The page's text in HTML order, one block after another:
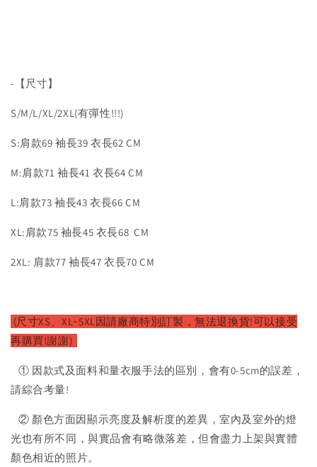
-【尺寸】
S/M/L/XL/2XL(有彈性!!!)
S:肩款69 袖長39 衣長62 CM
M:肩款71 袖長41 衣長64 CM
L:肩款73 袖長43 衣長66 CM
XL:肩款75 袖長45 衣長68 CM
2XL: 肩款77 袖長47 衣長70 CM
(尺寸XS、XL~5XL因請廠商特別訂製，無法退換貨!可以接受
再購買!謝謝)
① 因款式及面料和量衣服手法的區別，會有0-5cm的誤差，
請綜合考量!
② 顏色方面因顯示亮度及解析度的差異，室內及室外的燈
光也有所不同，與實品會有略微落差，但會盡力上架與實體
顏色相近的照片。